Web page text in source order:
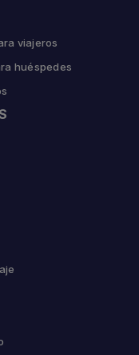
viajeros
huéspedes